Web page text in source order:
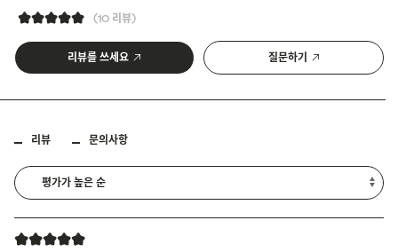
10 리뷰
리뷰를 쓰세요 질문하기
리뷰 문의사항